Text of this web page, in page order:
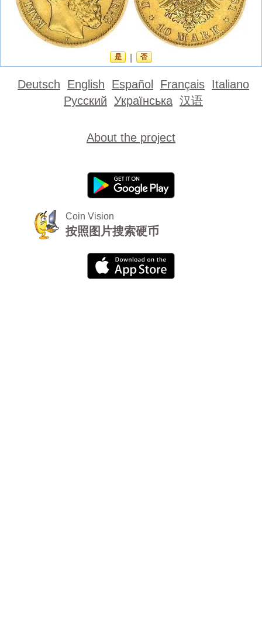
是 否
Deutsch English Español Français Italiano
Русский Українська 汉语
About the project
Coin Vision
按照图片搜索硬币